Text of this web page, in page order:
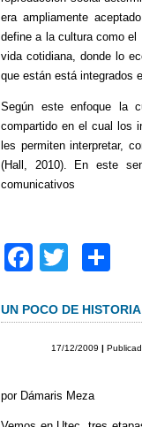
era ampliamente
define a la cultura como
vida cotidiana, donde lo
que están está integrados
Según este enfoque la
compartido en el cual los
les permiten interpretar,
(Hall, 2010). En este
comunicativos
F
c
o
tt
er
m
p
UN POCO DE
17/12/2009 |
por Dámaris Meza